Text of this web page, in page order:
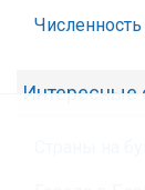
Интересные